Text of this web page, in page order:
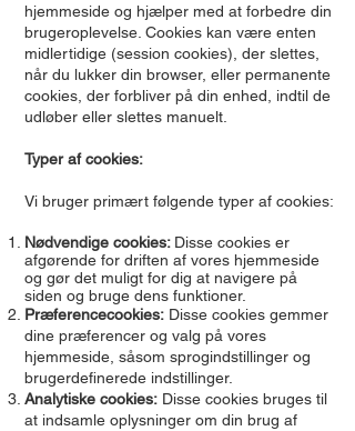
hjemmeside og hjælper med at forbedre din
brugeroplevelse. Cookies kan være enten
midlertidige (session cookies), der slettes,
når du lukker din browser, eller permanente
cookies, der forbliver på din enhed, indtil de
udløber eller slettes manuelt.
Typer af cookies:
Vi bruger primært følgende typer af cookies:
Nødvendige cookies: Disse cookies er
afgørende for driften af vores hjemmeside
og gør det muligt for dig at navigere på
siden og bruge dens funktioner.
Præferencecookies: Disse cookies gemmer
dine præferencer og valg på vores
hjemmeside, såsom sprogindstillinger og
brugerdefinerede indstillinger.
Analytiske cookies: Disse cookies bruges til
at indsamle oplysninger om din brug af